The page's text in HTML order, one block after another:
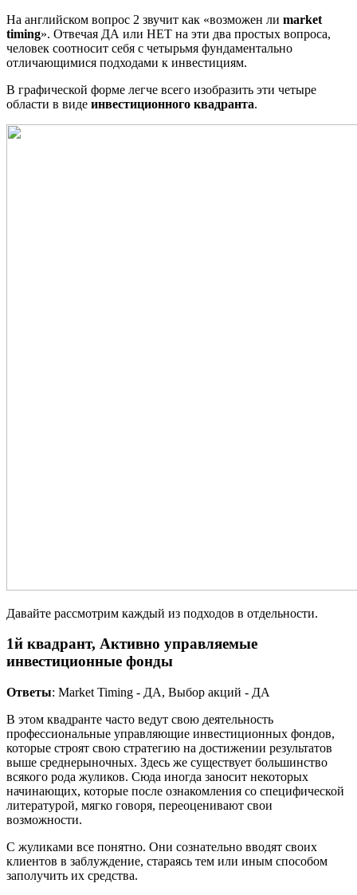
На английском вопрос 2 звучит как «возможен ли market
timing». Отвечая ДА или НЕТ на эти два простых вопроса,
человек соотносит себя с четырьмя фундаментально
отличающимися подходами к инвестициям.
В графической форме легче всего изобразить эти четыре
области в виде инвестиционного квадранта.
Давайте рассмотрим каждый из подходов в отдельности.
1й квадрант, Активно управляемые
инвестиционные фонды
Ответы: Market Timing - ДА, Выбор акций - ДА
В этом квадранте часто ведут свою деятельность
профессиональные управляющие инвестиционных фондов,
которые строят свою стратегию на достижении результатов
выше среднерыночных. Здесь же существует большинство
всякого рода жуликов. Сюда иногда заносит некоторых
начинающих, которые после ознакомления со специфической
литературой, мягко говоря, переоценивают свои
возможности.
С жуликами все понятно. Они сознательно вводят своих
клиентов в заблуждение, стараясь тем или иным способом
заполучить их средства.